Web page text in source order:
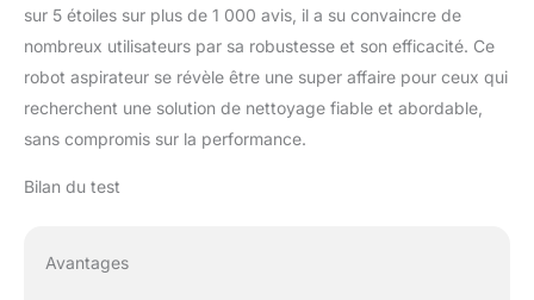
Contrôle via application
et trois voies de
robot permet de
sélectionner le mode de
nettoyage, de
sur 5 étoiles sur plus de 1 000 avis, il a su convaincre de
nombreux utilisateurs par sa robustesse et son efficacité. Ce
robot aspirateur se révèle être une super affaire pour ceux qui
recherchent une solution de nettoyage fiable et abordable,
sans compromis sur la performance.
Bilan du test
Avantages